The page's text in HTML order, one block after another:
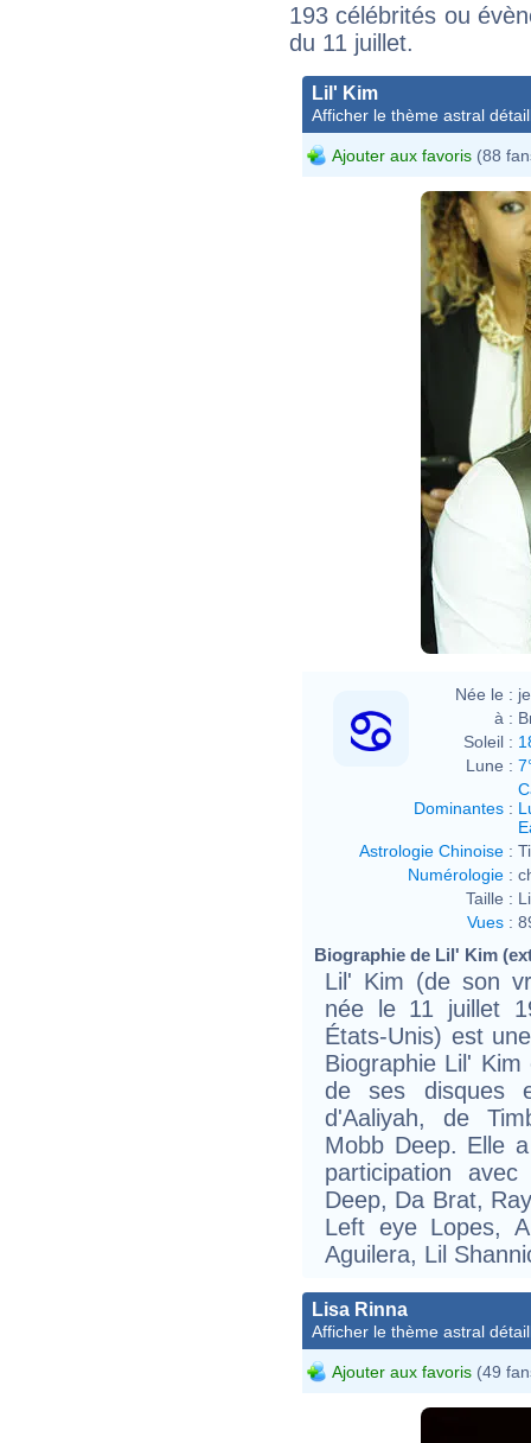
193 célébrités ou
du 11 juillet.
Lil' Kim
Afficher le thème astral
Ajouter aux favoris (88
Née le :
à :
Soleil :
Lune :
Dominantes :
Astrologie Chinoise :
Numérologie :
Taille :
Vues :
Biographie de Lil' Kim
Lil' Kim (de son
née le 11 juillet
États-Unis) est
Biographie Lil'
de ses disques
d'Aaliyah, de
Mobb Deep. Elle
participation
Deep, Da Brat,
Left eye Lopes,
Aguilera, Lil
Lisa Rinna
Afficher le thème astral
Ajouter aux favoris (49